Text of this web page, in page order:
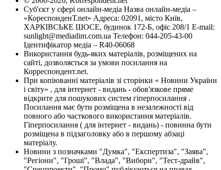
Суб'єкт у сфері онлайн-медіа Назва онлайн-медіа –
«КореспонденТ.net» Адреса: 02091, місто Київ,
ХАРКІВСЬКЕ ШОСЕ, будинок 172-Б, офіс 208/1 E-mail:
sunlight@mediadim.com.ua Телефон: 044-205-43-00
Ідентифікатор медіа – R40-06068
Використання будь-яких матеріалів, розміщених на
сайті, дозволяється за умови посилання на
Корреспондент.net.
При копіюванні матеріалів зі сторінки « Новини України
і світу» , для інтернет - видань - обов'язкове пряме
відкрите для пошукових систем гіперпосилання .
Посилання має бути розміщена в незалежності від
повного або часткового використання матеріалів.
Гіперпосилання ( для інтернет - видань) - повинна бути
розміщена в підзаголовку або в першому абзаці
матеріалу.
Новини з позначками "Думка", "Експертиза", "Заява",
"Регіони", "Гроші", "Влада", "Вибори", "Тест-драйв",